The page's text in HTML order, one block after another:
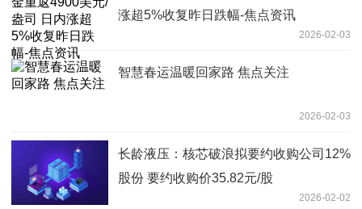
涨超5%收复昨日跌幅-焦点资讯
2026-02-03
智慧春运温暖回家路 焦点关注
2026-02-03
长龄液压：核芯破浪拟要约收购公司12%
股份 要约收购价35.82元/股
2026-02-02